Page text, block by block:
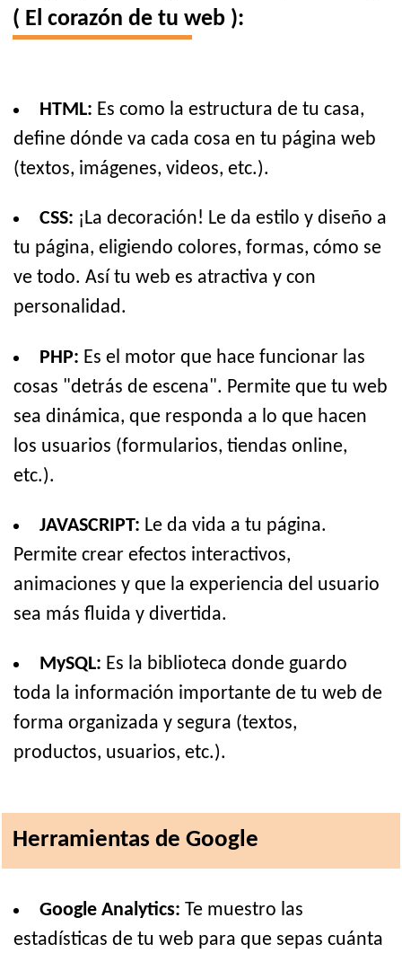
( El corazón de tu web ):
HTML: Es como la estructura de tu casa,
define dónde va cada cosa en tu página web
(textos, imágenes, videos, etc.).
CSS: ¡La decoración! Le da estilo y diseño a
tu página, eligiendo colores, formas, cómo se
ve todo. Así tu web es atractiva y con
personalidad.
PHP: Es el motor que hace funcionar las
cosas "detrás de escena". Permite que tu web
sea dinámica, que responda a lo que hacen
los usuarios (formularios, tiendas online,
etc.).
JAVASCRIPT: Le da vida a tu página.
Permite crear efectos interactivos,
animaciones y que la experiencia del usuario
sea más fluida y divertida.
MySQL: Es la biblioteca donde guardo
toda la información importante de tu web de
forma organizada y segura (textos,
productos, usuarios, etc.).
Herramientas de Google
Google Analytics: Te muestro las
estadísticas de tu web para que sepas cuánta